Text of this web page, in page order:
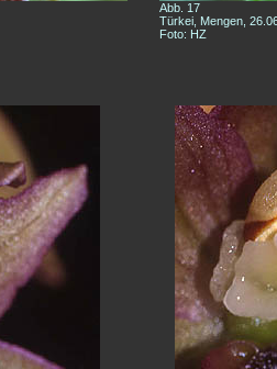
Abb. 17
Türkei, Mengen,
Foto: HZ